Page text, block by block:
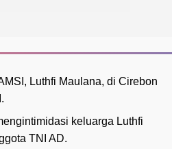
Luthfi Maulana, di Cirebon
keluarga Luthfi
TNI AD.